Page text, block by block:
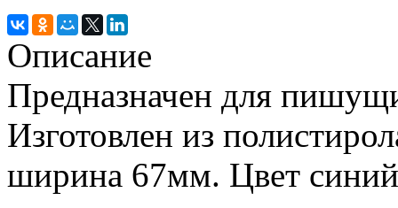
Описание
Предназначен для
Изготовлен из
ширина 67мм. Цвет